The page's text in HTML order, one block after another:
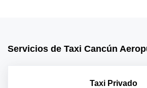
Servicios de Taxi Cancún
Taxi Privado